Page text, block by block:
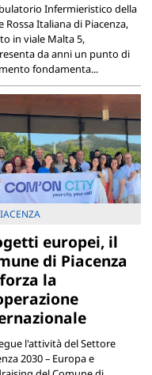
Infermieristico della
Rossa Italiana di Piacenza,
in viale Malta 5,
da anni un punto di
fondamenta...
europei, il
di Piacenza
la
l'attività del Settore
2030 – Europa e